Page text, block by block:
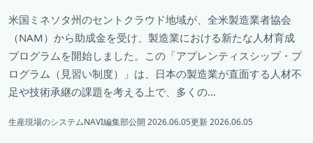
米国ミネソタ州のセントクラウド地域が、全米製造業者協会
（NAM）から助成金を受け、製造業における新たな人材育成
プログラムを開始しました。この「アプレンティスシップ・プ
ログラム（見習い制度）」は、日本の製造業が直面する人材不
足や技術承継の課題を考える上で、多くの...
生産現場のシステムNAVI編集部公開 2026.06.05更新 2026.06.05